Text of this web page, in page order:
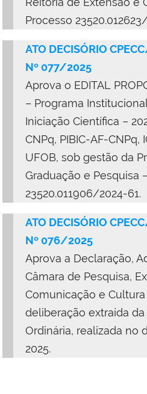
Processo
ATO DECISÓRIO
Nº 077/2025
Aprova o EDITAL
– Programa
Iniciação Científica –
CNPq, PIBIC-AF-CNPq,
UFOB, sob gestão da
Graduação e Pesquisa
23520.011906/2024-61.
ATO DECISÓRIO
Nº 076/2025
Aprova a Declaração,
Câmara de Pesquisa,
Comunicação e Cultura
deliberação extraída da
Ordinária, realizada no
2025.